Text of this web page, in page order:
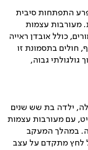
התפתחות סיבית
מעורבות עצמות
כולל אובדן ראייה
חולים בתסמונת זו
גולגולתי גבוה,
ילדה בת שש שנים
עם מעורבות עצמות
במהלך המעקב
לחץ מתקדם על עצב